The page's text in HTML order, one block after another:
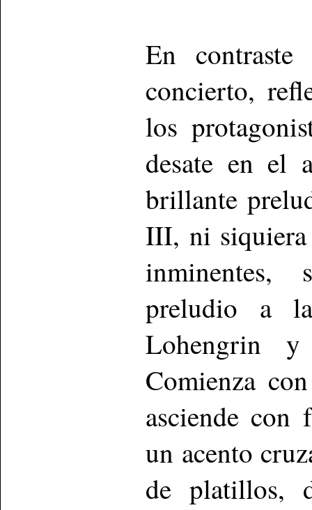
En
concierto,
los
desate en el
brillante
III, ni siquiera
inminentes,
preludio a
Lohengrin
Comienza
asciende con
un acento
de platillos,